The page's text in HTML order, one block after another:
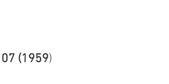
(1959)